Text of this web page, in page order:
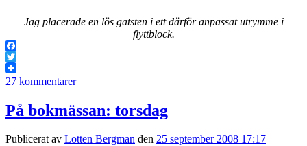
Jag placerade en lös gatsten i ett därför anpassat utrymme i
flyttblock.
Facebook
Twitter
27 kommentarer
På bokmässan: torsdag
Publicerat av Lotten Bergman den 25 september 2008 17:17